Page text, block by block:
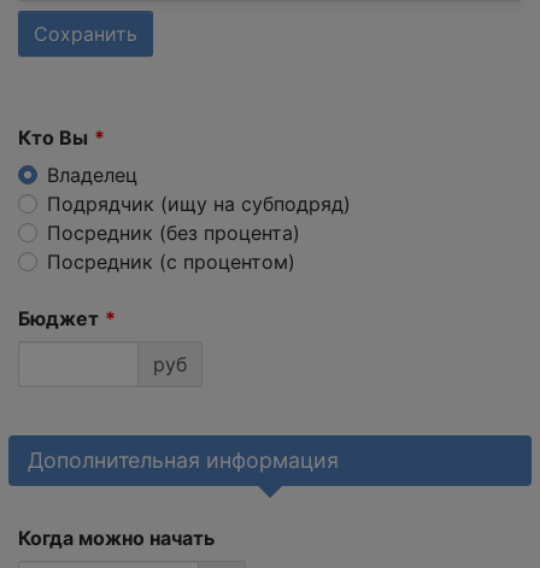
Сохранить
Кто Вы
Владелец
Подрядчик (ищу на субподряд)
Посредник (без процента)
Посредник (с процентом)
Бюджет
руб
Дополнительная информация
Когда можно начать